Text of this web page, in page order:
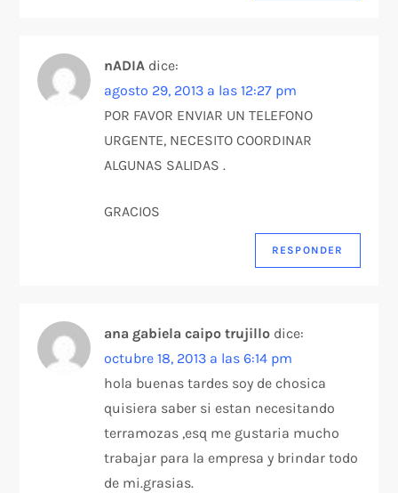
nADIA dice:
agosto 29, 2013 a las 12:27 pm
POR FAVOR ENVIAR UN TELEFONO
URGENTE, NECESITO COORDINAR
ALGUNAS SALIDAS .
GRACIOS
RESPONDER
ana gabiela caipo trujillo dice:
octubre 18, 2013 a las 6:14 pm
hola buenas tardes soy de chosica
quisiera saber si estan necesitando
terramozas ,esq me gustaria mucho
trabajar para la empresa y brindar todo
de mi.grasias.